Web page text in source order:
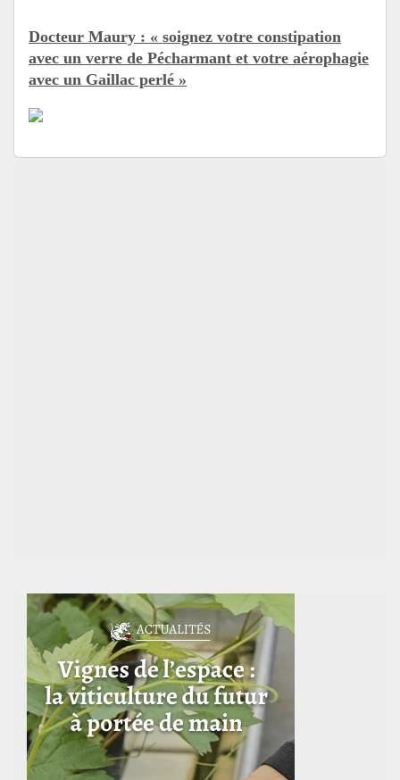
Docteur Maury : « soignez votre constipation
avec un verre de Pécharmant et votre aérophagie
avec un Gaillac perlé »